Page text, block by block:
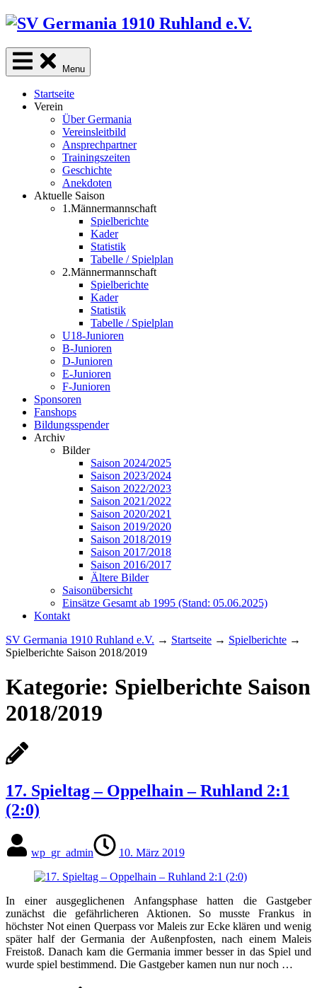
Skip
content
Menu
Startseite
Verein
Über Germania
Vereinsleitbild
Ansprechpartner
Trainingszeiten
Geschichte
Anekdoten
Aktuelle Saison
1.Männermannschaft
Spielberichte
Kader
Statistik
Tabelle / Spielplan
2.Männermannschaft
Spielberichte
Kader
Statistik
Tabelle / Spielplan
U18-Junioren
B-Junioren
D-Junioren
E-Junioren
F-Junioren
Sponsoren
Fanshops
Bildungsspender
Archiv
Bilder
Saison 2024/2025
Saison 2023/2024
Saison 2022/2023
Saison 2021/2022
Saison 2020/2021
Saison 2019/2020
Saison 2018/2019
Saison 2017/2018
Saison 2016/2017
Ältere Bilder
Saisonübersicht
Einsätze Gesamt ab 1995 (Stand: 05.06.2025)
Kontakt
SV Germania 1910 Ruhland e.V. → Startseite → Spielberichte →
Spielberichte Saison 2018/2019
Kategorie: Spielberichte Saison
2018/2019
17. Spieltag – Oppelhain – Ruhland 2:1
(2:0)
wp_gr_admin 10. März 2019
In einer ausgeglichenen Anfangsphase hatten die Gastgeber
zunächst die gefährlicheren Aktionen. So musste Frankus in
höchster Not einen Querpass vor Maleis zur Ecke klären und wenig
später half der Germania der Außenpfosten, nach einem Maleis
Freistoß. Danach kam die Germania immer besser in das Spiel und
wurde spiel bestimmend. Die Gastgeber kamen nun nur noch …